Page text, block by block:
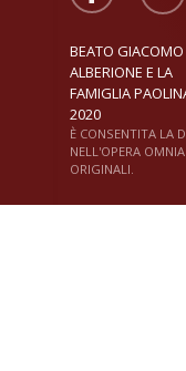
BEATO GIACOMO
ALBERIONE E LA
FAMIGLIA
2020
È CONSENTITA LA
NELL'OPERA
ORIGINALI.